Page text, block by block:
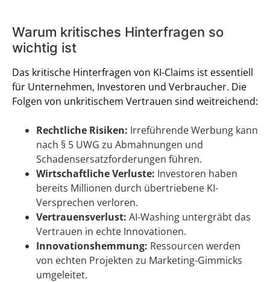
Warum kritisches Hinterfragen so
wichtig ist
Das kritische Hinterfragen von KI-Claims ist essentiell
für Unternehmen, Investoren und Verbraucher. Die
Folgen von unkritischem Vertrauen sind weitreichend:
Rechtliche Risiken: Irreführende Werbung kann
nach § 5 UWG zu Abmahnungen und
Schadensersatzforderungen führen.
Wirtschaftliche Verluste: Investoren haben
bereits Millionen durch übertriebene KI-
Versprechen verloren.
Vertrauensverlust: AI-Washing untergräbt das
Vertrauen in echte Innovationen.
Innovationshemmung: Ressourcen werden
von echten Projekten zu Marketing-Gimmicks
umgeleitet.